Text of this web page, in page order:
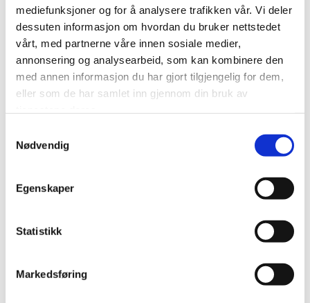
mediefunksjoner og for å analysere trafikken vår. Vi deler
dessuten informasjon om hvordan du bruker nettstedet
vårt, med partnerne våre innen sosiale medier,
annonsering og analysearbeid, som kan kombinere den
med annen informasjon du har gjort tilgjengelig for dem,
eller som de har samlet inn gjennom din bruk av
Nødvendig
Egenskaper
Statistikk
Markedsføring
BROWNIE CLUIZEL
Legg til i handlekurv
MERINGUES FRAISE
69,00
Legg til i handlekurv